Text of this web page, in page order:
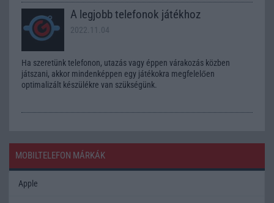
A legjobb telefonok játékhoz
2022.11.04
Ha szeretünk telefonon, utazás vagy éppen várakozás közben
játszani, akkor mindenképpen egy játékokra megfelelően
optimalizált készülékre van szükségünk.
MOBILTELEFON MÁRKÁK
Apple